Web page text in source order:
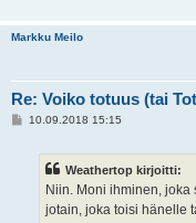
Markku Meilo
Re: Voiko totuus (tai
V10.09.2018 15:15
Weathertop kirjoitti:
Niin. Moni ihminen, joka
jotain, joka toisi hänelle